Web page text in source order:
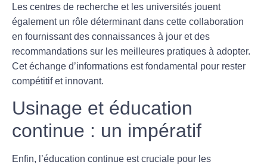
Les centres de recherche et les universités jouent
également un rôle déterminant dans cette collaboration
en fournissant des connaissances à jour et des
recommandations sur les meilleures pratiques à adopter.
Cet échange d’informations est fondamental pour rester
compétitif et innovant.
Usinage et éducation
continue : un impératif
Enfin, l’éducation continue est cruciale pour les